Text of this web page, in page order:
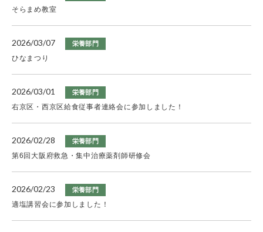
そらまめ教室
2026/03/07 栄養部門
ひなまつり
2026/03/01 栄養部門
右京区・西京区給食従事者連絡会に参加しました！
2026/02/28 栄養部門
第6回大阪府救急・集中治療薬剤師研修会
2026/02/23 栄養部門
適塩講習会に参加しました！